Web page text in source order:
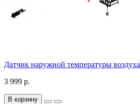
Датчик наружной температуры воздуха
3 999 р.
В корзину